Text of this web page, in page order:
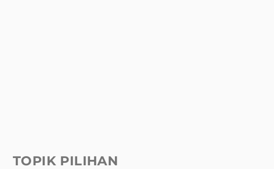
TOPIK PILIHAN